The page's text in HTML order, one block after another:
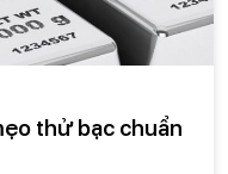
thử bạc chuẩn